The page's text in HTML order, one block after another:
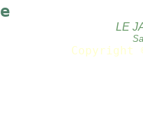
LE
Copyright